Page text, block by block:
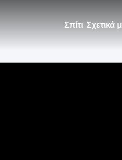
Σπίτι Σχετικά